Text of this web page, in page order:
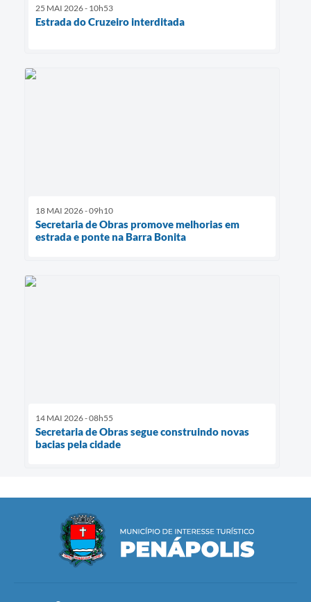
25 MAI 2026 - 10h53
Estrada do Cruzeiro interditada
18 MAI 2026 - 09h10
Secretaria de Obras promove melhorias em
estrada e ponte na Barra Bonita
14 MAI 2026 - 08h55
Secretaria de Obras segue construindo novas
bacias pela cidade